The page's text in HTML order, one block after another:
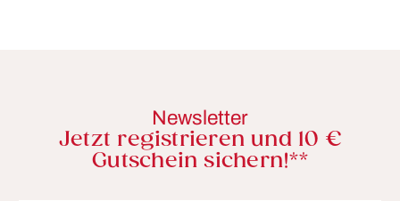
Newsletter
Jetzt registrieren und 10 €
Gutschein sichern!**